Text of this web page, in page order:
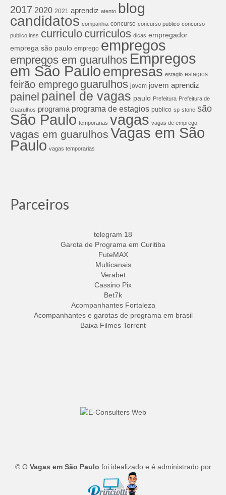
2017 2020 2021 aprendiz atento blog
candidatos companhia concurso concurso publico concurso
publico inss curriculo curriculos dicas empregador
emprega são paulo emprego empregos
empregos em guarulhos Empregos
em São Pauloempresas estagio estagios
feirão emprego guarulhos jovem jovem aprendiz
painel painel de vagas paulo Prefeitura Prefeitura de
Guarulhos programa programa de estagios publico sp stone são
São Paulo temporarias vagas vagas de emprego
vagas em guarulhos Vagas em São
Paulo vagas temporarias
Parceiros
telegram 18
Garota de Programa em Curitiba
FuteMAX
Multicanais
Verabet
Cassino Pix
Bet7k
Acompanhantes Fortaleza
Acompanhantes e garotas de programa em brasil
Baixa Filmes Torrent
© O Vagas em São Paulo foi idealizado e é administrado por